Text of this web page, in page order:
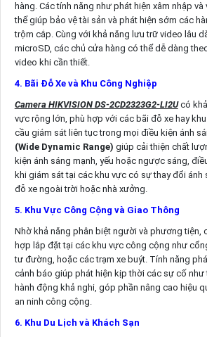
hàng. Các tính năng như phát hiện xâm nhập
thể giúp bảo vệ tài sản và phát hiện sớm các
trộm cắp. Cùng với khả năng lưu trữ video lâu
microSD, các chủ cửa hàng có thể dễ dàng
video khi cần thiết.
4. Bãi Đỗ Xe và Khu Công Nghiệp
Camera HIKVISION DS-2CD2323G2-LI2Ucó
vực rộng lớn, phù hợp với các bãi đỗ xe hay
cầu giám sát liên tục trong mọi điều kiện ánh
(Wide Dynamic Range) giúp cải thiện chất
kiện ánh sáng mạnh, yếu hoặc ngược sáng,
khi giám sát tại các khu vực có sự thay đổi ánh
đỗ xe ngoài trời hoặc nhà xưởng.
5. Khu Vực Công Cộng và Giao Thông
Nhờ khả năng phân biệt người và phương tiện,
hợp lắp đặt tại các khu vực công cộng như
tư đường, hoặc các trạm xe buýt. Tính năng
cảnh báo giúp phát hiện kịp thời các sự cố như
hành động khả nghi, góp phần nâng cao hiệu
an ninh công cộng.
6. Khu Du Lịch và Khách Sạn